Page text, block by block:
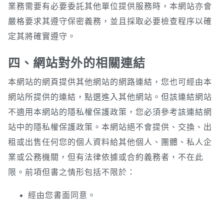
業務需要有必要委託其他單位提供服務時，本網站亦會
嚴格要求其遵守保密義務，並且採取必要檢查程序以確
定其將確實遵守。
四、網站對外的相關連結
本網站的網頁提供其他網站的網路連結，您也可經由本
網站所提供的連結，點選進入其他網站。但該連結網站
不適用本網站的隱私權保護政策，您必須參考該連結網
站中的隱私權保護政策。本網站絕不會提供、交換、出
租或出售任何您的個人資料給其他個人、團體、私人企
業或公務機關，但有法律依據或合約義務者，不在此
限。前項但書之情形包括不限於：
經由您書面同意。